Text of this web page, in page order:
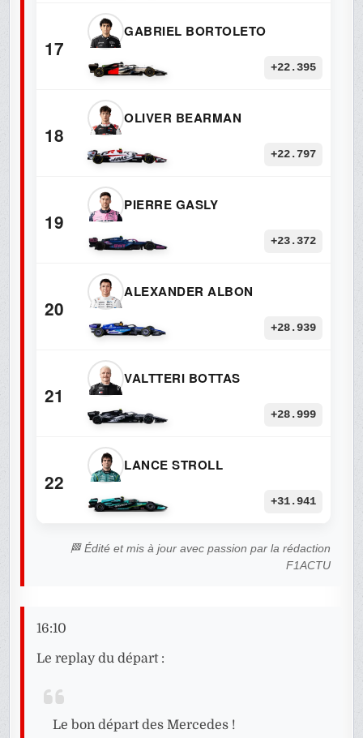
17
GABRIEL BORTOLETO
+22.395
18
OLIVER BEARMAN
+22.797
19
PIERRE GASLY
+23.372
20
ALEXANDER ALBON
+28.939
21
VALTTERI BOTTAS
+28.999
22
LANCE STROLL
+31.941
🏁 Édité et mis à jour avec passion par la rédaction
F1ACTU
16:10
Le replay du départ :
Le bon départ des Mercedes !